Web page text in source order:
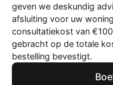
geven we deskundig
afsluiting voor uw
consultatiekost van
gebracht op de totale
bestelling bevestigt.